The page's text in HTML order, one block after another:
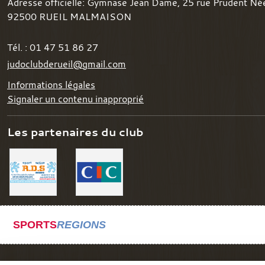
92500 RUEIL MALMAISON
Tél. : 01 47 51 86 27
judoclubderueil@gmail.com
Informations légales
Signaler un contenu inapproprié
Les partenaires du club
SPORTSREGIONS